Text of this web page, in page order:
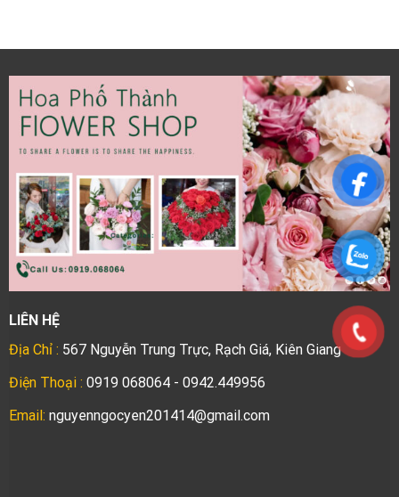
LIÊN HỆ
Địa Chỉ : 567 Nguyễn Trung Trực, Rạch Giá, Kiên Giang
Điện Thoại : 0919 068064 - 0942.449956
Email: nguyenngocyen201414@gmail.com